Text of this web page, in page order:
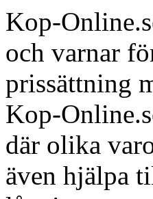
Kop-
och varnar
prissättning
Kop-
där olika
även hjälpa